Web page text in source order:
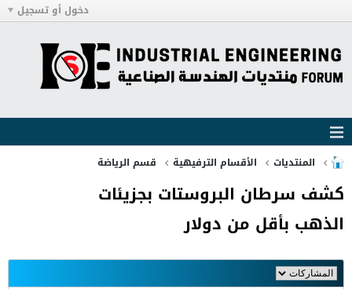
دخول أو تسجيل
المنتديات الأقسام الترفيهية قسم الرياضة
كشف سرطان البروستات بجزيئات
الذهب بأقل من دولار